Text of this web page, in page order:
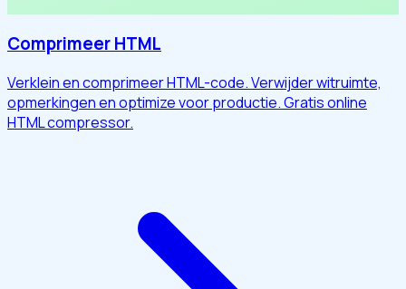
Comprimeer HTML
Verklein en comprimeer HTML-code. Verwijder witruimte,
opmerkingen en optimize voor productie. Gratis online
HTML compressor.